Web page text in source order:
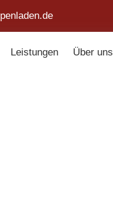
Leistungen Über uns